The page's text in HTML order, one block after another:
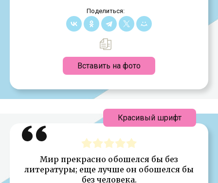
Поделиться:
Вставить на фото
Мир прекрасно обошелся бы без
литературы; еще лучше он обошелся бы
без человека.
Красивый шрифт